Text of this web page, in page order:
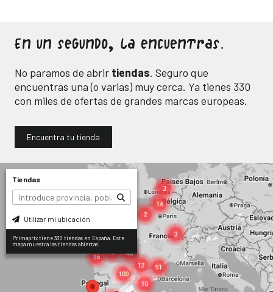
En un segundo, la encuentras.
No paramos de abrir tiendas. Seguro que
encuentras una (o varias) muy cerca. Ya tienes 330
con miles de ofertas de grandes marcas europeas.
Encuentra tu tienda
Tiendas
Utilizar mi ubicación
Primaprix tiene 330 tiendas en España. Este
mapa muestra las tiendas abiertas.